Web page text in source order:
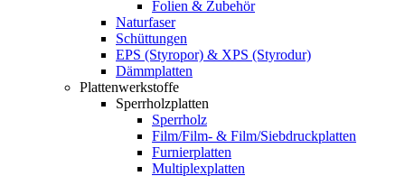
Folien & Zubehör
Naturfaser
Schüttungen
EPS (Styropor) & XPS (Styrodur)
Dämmplatten
Plattenwerkstoffe
Sperrholzplatten
Sperrholz
Film/Film- & Film/Siebdruckplatten
Furnierplatten
Multiplexplatten